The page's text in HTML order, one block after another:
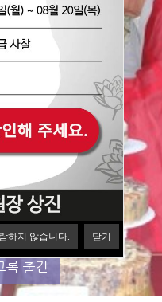
하지 않습니다. 닫기
록 출간
양국불교 우의 다져